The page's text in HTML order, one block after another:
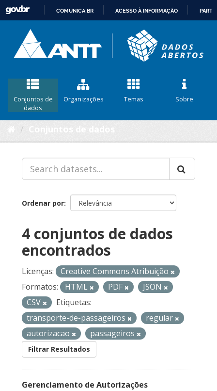
CONTEÚDO
COMUNICA BR ACESSO À INFORMAÇÃO
Conjuntos de
dados
Organizações Temas Sobre
Ordenar por
4 conjuntos de dados
encontrados
Licenças:
Creative Commons Atribuição
Formatos:
HTML PDF
JSON
CSV
Etiquetas:
transporte-de-passageiros
regular
autorizacao
passageiros
Filtrar Resultados
Gerenciamento de Autorizações